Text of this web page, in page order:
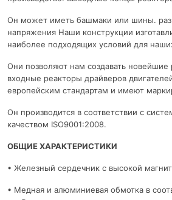
Он может иметь башмаки или шины.
напряжения Наши конструкции
наиболее подходящих условий для
Они позволяют нам создавать
входные реакторы драйверов
европейским стандартам и имеют
Он производится в соответствии с
качеством ISO9001:2008.
ОБЩИЕ ХАРАКТЕРИСТИКИ
• Железный сердечник с высокой
• Медная и алюминиевая обмотка в